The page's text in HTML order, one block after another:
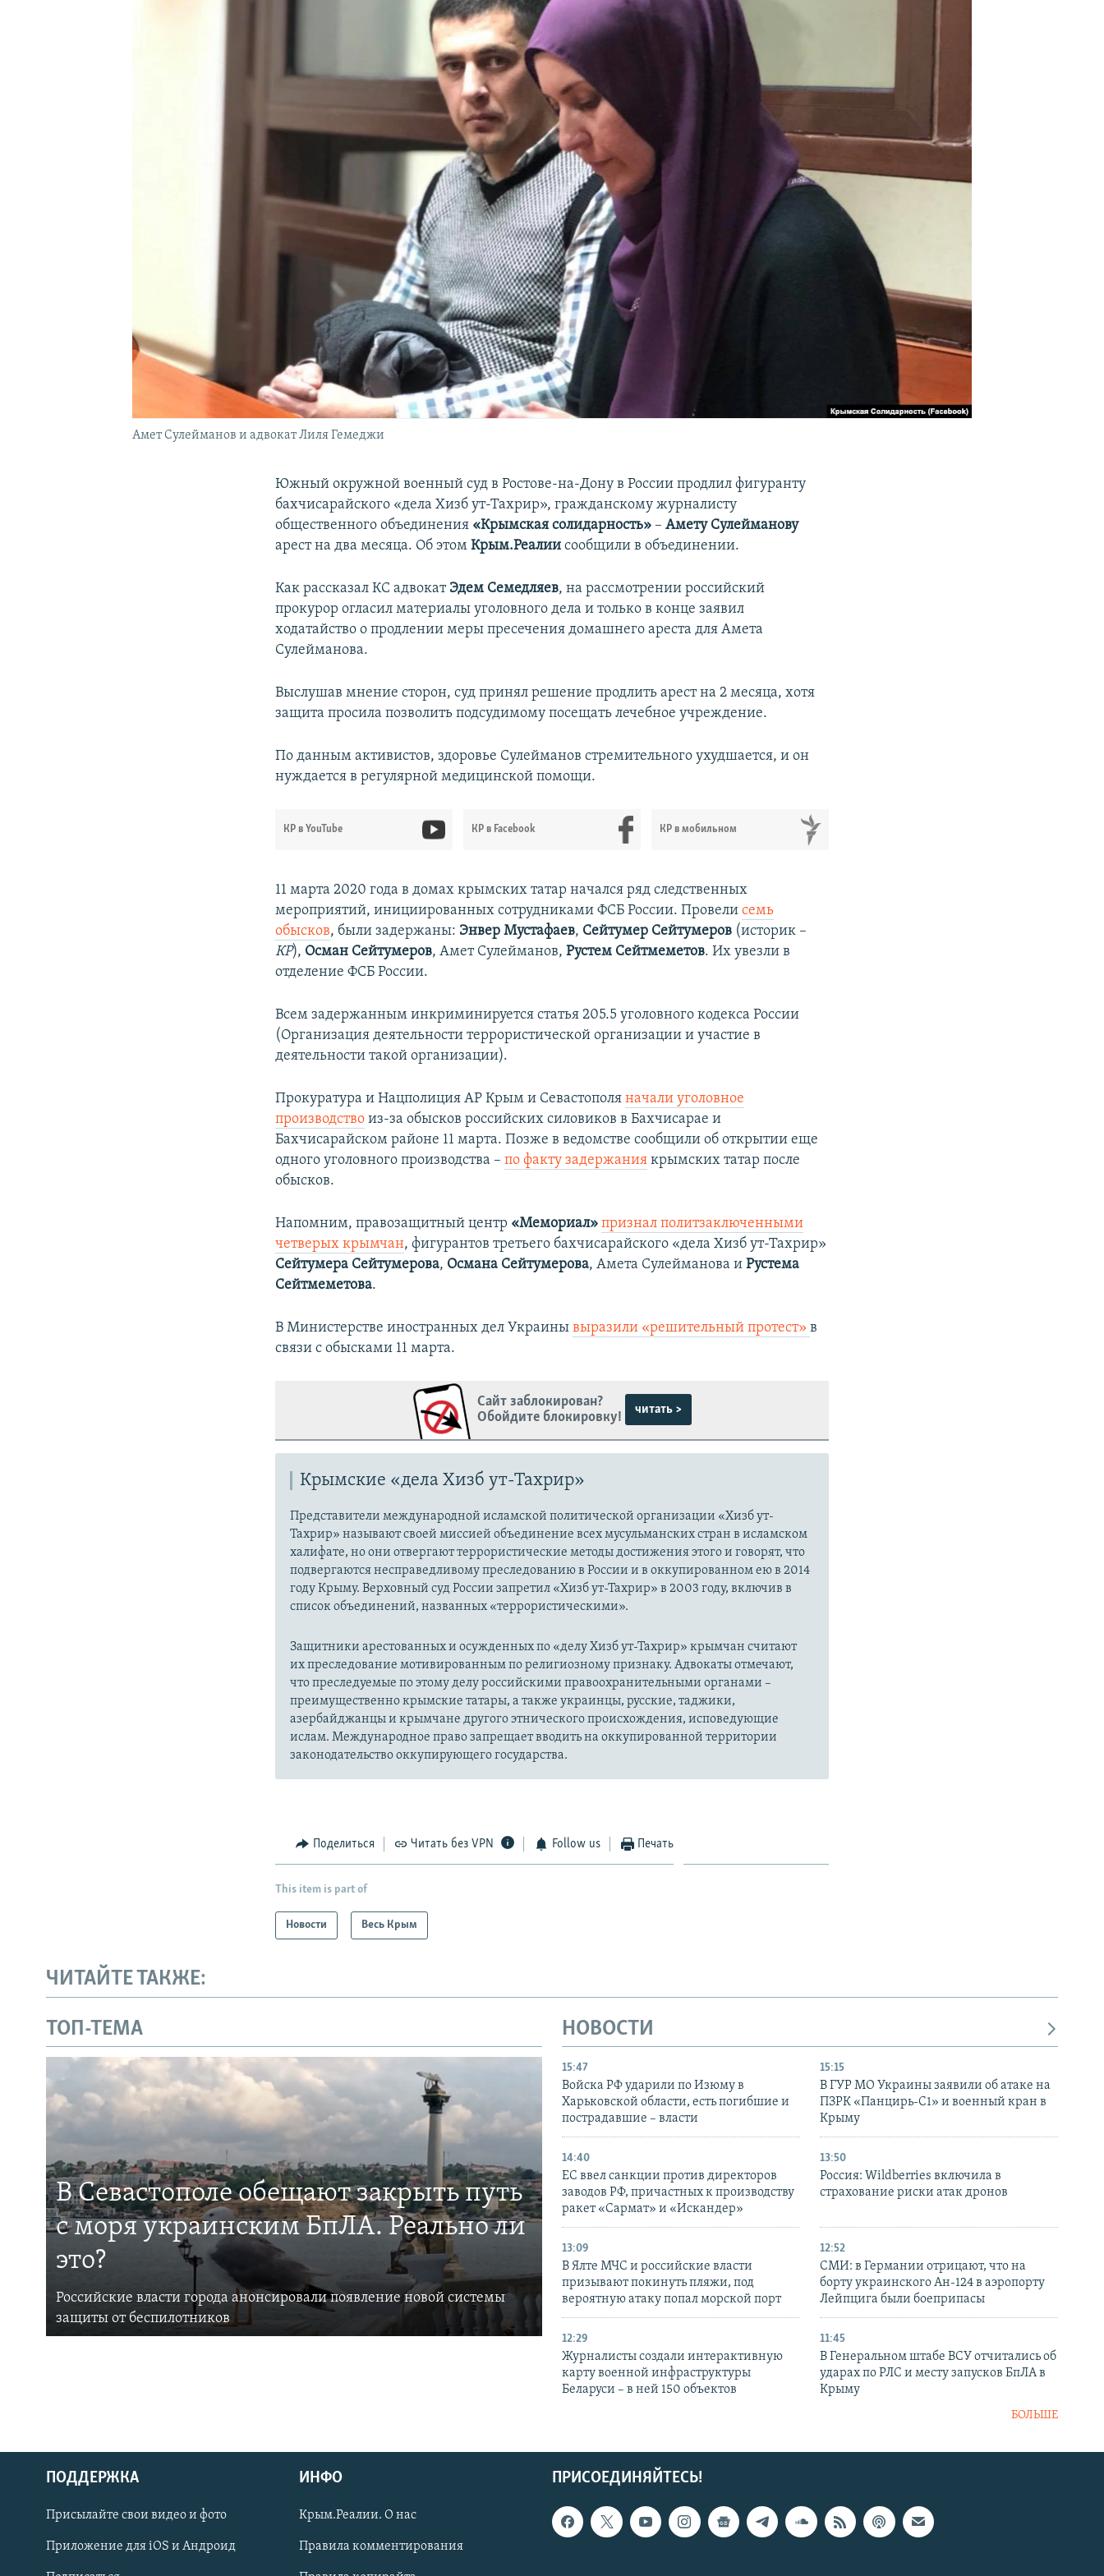
Українською
Qırımtatar
Амет Сулейманов и адвокат Лиля Гемеджи
Южный окружной военный суд в Ростове-на-Дону в России продлил фигуранту
бахчисарайского «дела Хизб ут-Тахрир», гражданскому журналисту
общественного объединения «Крымская солидарность» –Амету Сулейманову
арест на два месяца. Об этомКрым.Реалии сообщили в объединении.
Как рассказал КС адвокат Эдем Семедляев, на рассмотрении российский
прокурор огласил материалы уголовного дела и только в конце заявил
ходатайство о продлении меры пресечения домашнего ареста для Амета
Сулейманова.
Выслушав мнение сторон, суд принял решение продлить арест на 2 месяца, хотя
защита просила позволить подсудимому посещать лечебное учреждение.
По данным активистов, здоровье Сулейманов стремительного ухудшается, и он
нуждается в регулярной медицинской помощи.
КР в YouTube КР в Facebook КР в мобильном
11 марта 2020 года в домах крымских татар начался ряд следственных
мероприятий, инициированных сотрудниками ФСБ России. Провелисемь
обысков, были задержаны: Энвер Мустафаев, Сейтумер Сейтумеров (историк –
КР), Осман Сейтумеров, Амет Сулейманов,Рустем Сейтмеметов. Их увезли в
отделение ФСБ России.
Всем задержанным инкриминируется статья 205.5 уголовного кодекса России
(Организация деятельности террористической организации и участие в
деятельности такой организации).
Прокуратура и Нацполиция АР Крым и Севастополяначали уголовное
производство из-за обысков российских силовиков в Бахчисарае и
Бахчисарайском районе 11 марта. Позже в ведомстве сообщили об открытии еще
одного уголовного производства –по факту задержания крымских татар после
обысков.
Напомним, правозащитный центр «Мемориал» признал политзаключенными
четверых крымчан, фигурантов третьего бахчисарайского «дела Хизб ут-Тахрир»
Сейтумера Сейтумерова, Османа Сейтумерова, Амета Сулейманова и Рустема
Сейтмеметова.
В Министерстве иностранных дел Украинывыразили «решительный протест»в
связи с обысками 11 марта.
Сайт заблокирован?
Обойдите блокировку!
читать >
Крымские «дела Хизб ут-Тахрир»
Представители международной исламской политической организации «Хизб ут-
Тахрир» называют своей миссией объединение всех мусульманских стран в исламском
халифате, но они отвергают террористические методы достижения этого и говорят, что
подвергаются несправедливому преследованию в России и в оккупированном ею в 2014
году Крыму. Верховный суд России запретил «Хизб ут-Тахрир» в 2003 году, включив в
список объединений, названных «террористическими».
Защитники арестованных и осужденных по «делу Хизб ут-Тахрир» крымчан считают
их преследование мотивированным по религиозному признаку. Адвокаты отмечают,
что преследуемые по этому делу российскими правоохранительными органами –
преимущественно крымские татары, а также украинцы, русские, таджики,
азербайджанцы и крымчане другого этнического происхождения, исповедующие
ислам. Международное право запрещает вводить на оккупированной территории
законодательство оккупирующего государства.
Поделиться Читать без VPN Follow us Печать
This item is part of
Новости Весь Крым
ЧИТАЙТЕ ТАКЖЕ:
ТОП-ТЕМА
В Севастополе обещают закрыть путь
с моря украинским БпЛА. Реально ли
это?
Российские власти города анонсировали появление новой системы
защиты от беспилотников
НОВОСТИ
15:47
Войска РФ ударили по Изюму в
Харьковской области, есть погибшие и
пострадавшие – власти
15:15
В ГУР МО Украины заявили об атаке на
ПЗРК «Панцирь-С1» и военный кран в
Крыму
14:40
ЕС ввел санкции против директоров
заводов РФ, причастных к производству
ракет «Сармат» и «Искандер»
13:50
Россия: Wildberries включила в
страхование риски атак дронов
13:09
В Ялте МЧС и российские власти
призывают покинуть пляжи, под
вероятную атаку попал морской порт
12:52
СМИ: в Германии отрицают, что на
борту украинского Ан-124 в аэропорту
Лейпцига были боеприпасы
12:29
Журналисты создали интерактивную
карту военной инфраструктуры
Беларуси – в ней 150 объектов
11:45
В Генеральном штабе ВСУ отчитались об
ударах по РЛС и месту запусков БпЛА в
Крыму
БОЛЬШЕ
ПРИСОЕДИНЯЙТЕСЬ!
ПОДДЕРЖКА
Присылайте свои видео и фото
Приложение для iOS и Андроид
ИНФО
Крым.Реалии. О нас
Правила комментирования